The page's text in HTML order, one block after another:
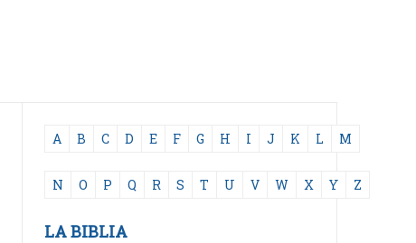
A B C D E F G H I J K L M
N O P Q R S T U V W X Y Z
LA BIBLIA